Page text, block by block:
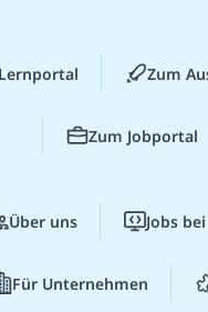
Zum
Zum Jobportal
Über uns Jobs
Für Unternehmen